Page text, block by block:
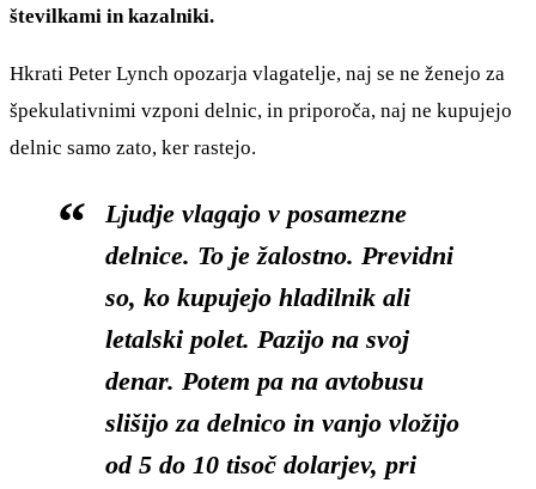
številkami in kazalniki.
Hkrati Peter Lynch opozarja vlagatelje, naj se ne ženejo za
špekulativnimi vzponi delnic, in priporoča, naj ne kupujejo
delnic samo zato, ker rastejo.
Ljudje vlagajo v posamezne
delnice. To je žalostno. Previdni
so, ko kupujejo hladilnik ali
letalski polet. Pazijo na svoj
denar. Potem pa na avtobusu
slišijo za delnico in vanjo vložijo
od 5 do 10 tisoč dolarjev, pri